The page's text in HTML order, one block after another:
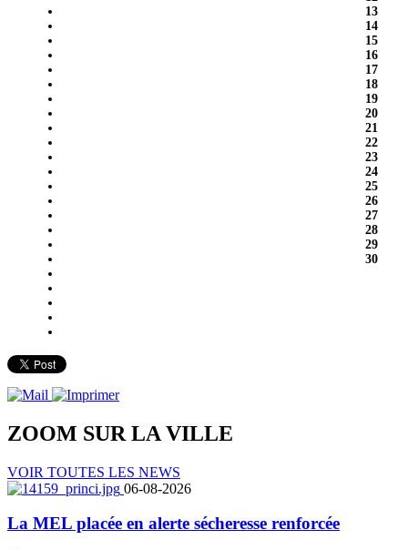
13
14
15
16
17
18
19
20
21
22
23
24
25
26
27
28
29
30
ZOOM SUR LA VILLE
VOIR TOUTES LES NEWS
06-08-2026
La MEL placée en alerte sécheresse renforcée